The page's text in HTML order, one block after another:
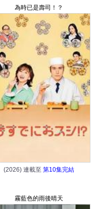
為時已是壽司！？
(2026) 連載至 第10集完結
霧藍色的雨後晴天